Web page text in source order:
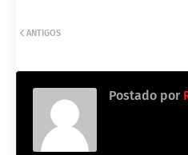
ANTIGOS
Postado por